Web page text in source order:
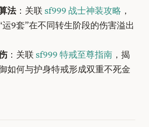
法：关联 sf999 战士神装攻略 ，
9套”在不同转生阶段的伤害溢出
：关联 sf999 特戒至尊指南 ，揭
如何与护身特戒形成双重不死金